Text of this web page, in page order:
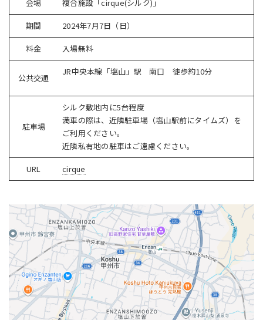
会場 複合施設「cirque(シルク)」
期間 2024年7月7日（日）
料金 入場無料
公共交通
JR中央本線「塩山」駅 南口 徒歩約10分
駐車場
シルク敷地内に5台程度
満車の際は、近隣駐車場（塩山駅前にタイムズ）を
ご利用ください。
近隣私有地の駐車はご遠慮ください。
URL cirque